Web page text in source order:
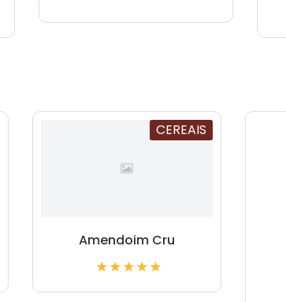
CEREAIS
Amendoim Cru